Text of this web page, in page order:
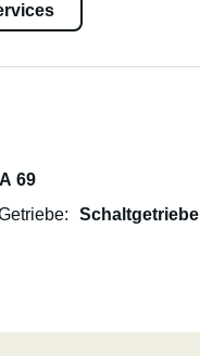
69
Schaltgetriebe